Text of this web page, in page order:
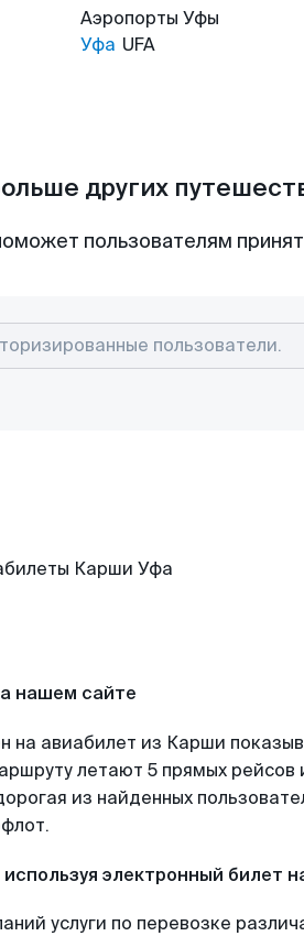
Аэропорты Уфы
Уфа UFA
других
пользователям
нашем сайте
на авиабилет из Карши
летают 5 прямых рейсов
из найденных
электронный билет
услуги по перевозке